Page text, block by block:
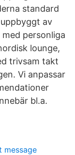
standard
av
personliga
lounge,
trivsam takt
Vi anpassar
bl.a.
message